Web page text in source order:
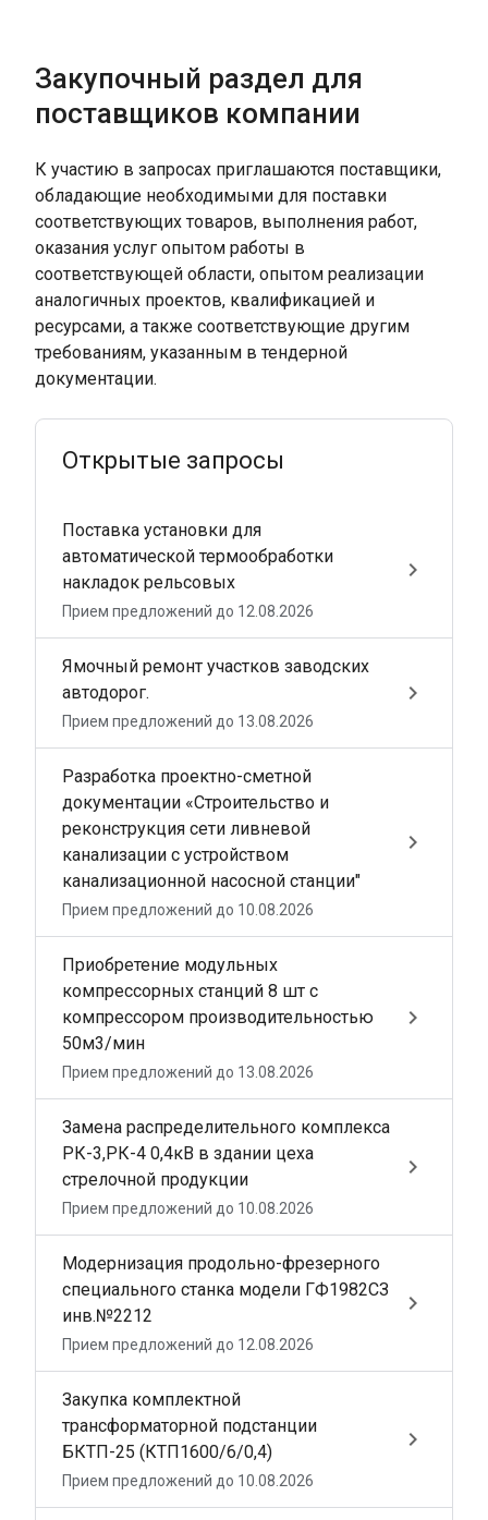
Закупочный раздел для
поставщиков компании
К участию в запросах приглашаются поставщики,
обладающие необходимыми для поставки
соответствующих товаров, выполнения работ,
оказания услуг опытом работы в
соответствующей области, опытом реализации
аналогичных проектов, квалификацией и
ресурсами, а также соответствующие другим
требованиям, указанным в тендерной
Открытые запросы
Поставка установки для
автоматической термообработки
накладок рельсовых
Прием предложений до 12.08.2026
keyboard_arrow_right
Ямочный ремонт участков заводских
автодорог.
Прием предложений до 13.08.2026
keyboard_arrow_right
Разработка проектно-сметной
документации «Строительство и
реконструкция сети ливневой
канализации с устройством
канализационной насосной станции"
Прием предложений до 10.08.2026
keyboard_arrow_right
Приобретение модульных
компрессорных станций 8 шт с
компрессором производительностью
50м3/мин
Прием предложений до 13.08.2026
keyboard_arrow_right
Замена распределительного комплекса
РК-3,РК-4 0,4кВ в здании цеха
стрелочной продукции
Прием предложений до 10.08.2026
keyboard_arrow_right
Модернизация продольно-фрезерного
специального станка модели ГФ1982СЗ
инв.№2212
Прием предложений до 12.08.2026
keyboard_arrow_right
Закупка комплектной
трансформаторной подстанции
БКТП-25 (КТП1600/6/0,4)
Прием предложений до 10.08.2026
keyboard_arrow_right